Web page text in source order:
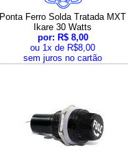
Ponta Ferro Solda Tratada MXT
Ikare 30 Watts
por: R$ 8,00
ou 1x de R$8,00
sem juros no cartão